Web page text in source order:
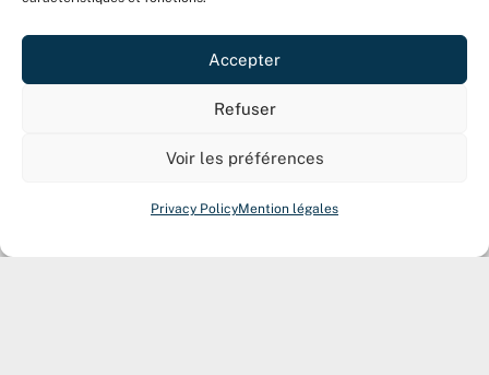
Accepter
Refuser
Voir les préférences
Privacy PolicyMention légales